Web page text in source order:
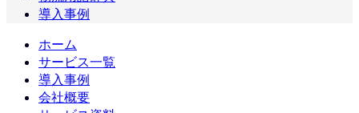
導入事例
ホーム
サービス一覧
導入事例
会社概要